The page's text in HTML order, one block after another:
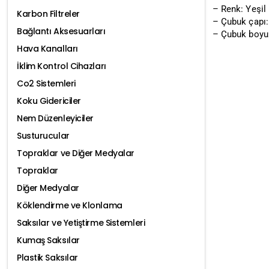
– Renk: Yeşil
– Çubuk
– Çubuk
Karbon Filtreler
Bağlantı Aksesuarları
Hava Kanalları
İklim Kontrol Cihazları
Co2 Sistemleri
Koku Gidericiler
Nem Düzenleyiciler
Susturucular
Topraklar ve Diğer Medyalar
Topraklar
Diğer Medyalar
Köklendirme ve Klonlama
Saksılar ve Yetiştirme Sistemleri
Kumaş Saksılar
Plastik Saksılar